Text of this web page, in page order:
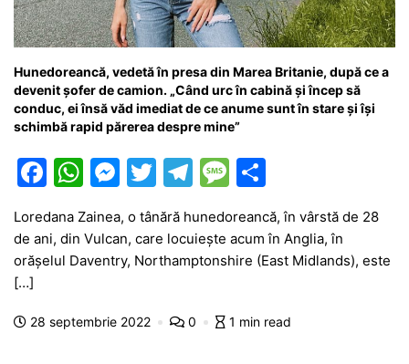
Hunedoreancă, vedetă în presa din Marea Britanie, după ce a
devenit șofer de camion. „Când urc în cabină și încep să
conduc, ei însă văd imediat de ce anume sunt în stare și își
schimbă rapid părerea despre mine”
F
c
e
o
W
h
at
s
p
M
s
s
n
T
itt
er
T
e
gr
m
M
s
s
g
ar
ta
je
z
Loredana Zainea, o tânără hunedoreancă, în vârstă de 28
de ani, din Vulcan, care locuiește acum în Anglia, în
orășelul Daventry, Northamptonshire (East Midlands), este
[…]
28 septembrie 2022 0 1 min read